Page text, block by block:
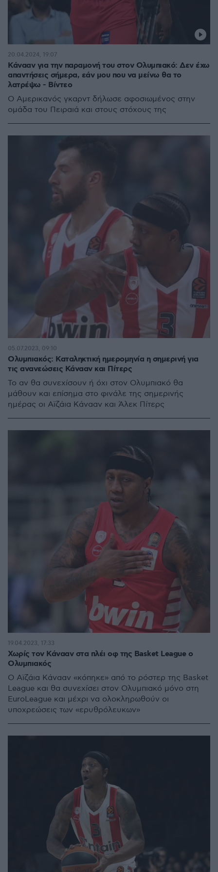
Κάνααν για την παραμονή του στον Ολυμπιακό: Δεν έχω
απαντήσεις σήμερα, εάν μου που να μείνω θα το
λατρέψω - Βίντεο
Ο Αμερικανός γκαρντ δήλωσε αφοσιωμένος στην
ομάδα του Πειραιά και στους στόχους της
20.04.2024, 19:07
Ολυμπιακός: Καταληκτική ημερομηνία η σημερινή για
τις ανανεώσεις Κάνααν και Πίτερς
Το αν θα συνεχίσουν ή όχι στον Ολυμπιακό θα
μάθουν και επίσημα στο φινάλε της σημερινής
ημέρας οι Αϊζάια Κάνααν και Άλεκ Πίτερς
05.07.2023, 09:10
Χωρίς τον Κάνααν στα πλέι οφ της Basket League ο
Ολυμπιακός
Ο Αϊζάια Κάνααν «κόπηκε» από το ρόστερ της Basket
League και θα συνεχίσει στον Ολυμπιακό μόνο στη
EuroLeague και μέχρι να ολοκληρωθούν οι
υποχρεώσεις των «ερυθρόλευκων»
19.04.2023, 17:33